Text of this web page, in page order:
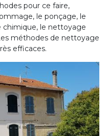
pour ce faire,
le ponçage, le
chimique, le nettoyage
méthodes de nettoyage
efficaces.